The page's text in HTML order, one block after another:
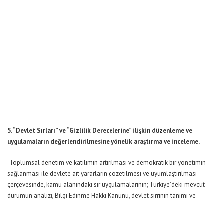
5. “Devlet Sırları” ve “Gizlilik Derecelerine” ilişkin düzenleme ve
uygulamaların değerlendirilmesine yönelik araştırma ve inceleme.
-Toplumsal denetim ve katılımın artırılması ve demokratik bir yönetimin
sağlanması ile devlete ait yararların gözetilmesi ve uyumlaştırılması
çerçevesinde, kamu alanındaki sır uygulamalarının; Türkiye’deki mevcut
durumun analizi, Bilgi Edinme Hakkı Kanunu, devlet sırrının tanımı ve